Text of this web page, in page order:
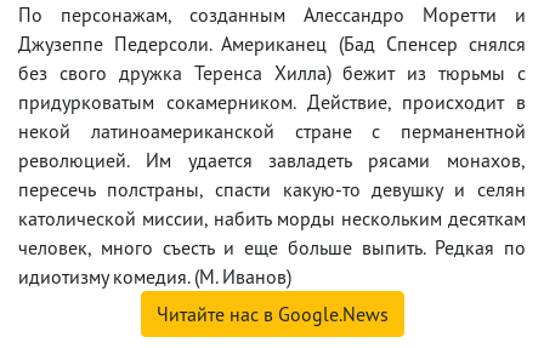
По персонажам, созданным Алессандро Моретти и
Джузеппе Педерсоли. Американец (Бад Спенсер снялся
без свого дружка Теренса Хилла) бежит из тюрьмы с
придурковатым сокамерником. Действие, происходит в
некой латиноамериканской стране с перманентной
революцией. Им удается завладеть рясами монахов,
пересечь полстраны, спасти какую-то девушку и селян
католической миссии, набить морды нескольким десяткам
человек, много съесть и еще больше выпить. Редкая по
идиотизму комедия. (М. Иванов)
Читайте нас в Google.News